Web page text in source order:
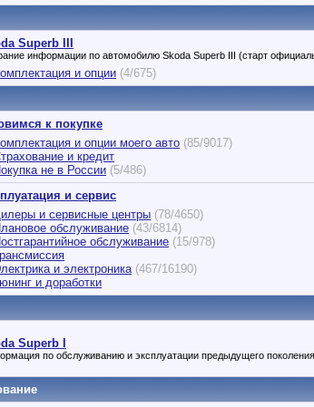
Superb III
информации по автомобилю Skoda Superb III (старт
и опции (4/675)
к покупке
и опции моего авто (85/9017)
и кредит
не в России (5/486)
и сервис
и сервисные центры (78/4650)
обслуживание (43/6814)
обслуживание (15/978)
и электроника(467/16190)
и доработки
Superb I
по обслуживанию и эксплуатации предыдущего поколения